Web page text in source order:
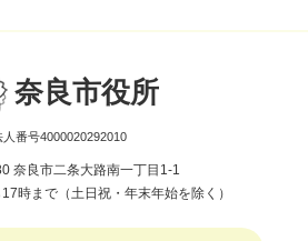
奈良市役所
人番号4000020292010
奈良市二条大路南一丁目1-1
時まで（土日祝・年末年始を除く）